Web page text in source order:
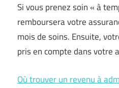
Si vous prenez soin « à
remboursera votre
mois de soins. Ensuite,
pris en compte dans votre
Où trouver un revenu à